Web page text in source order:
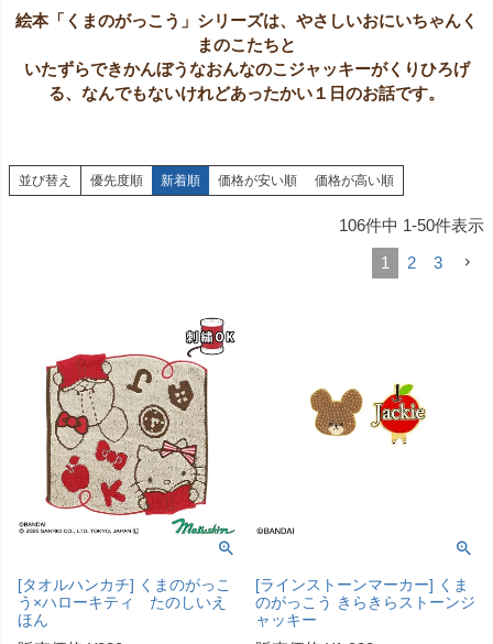
絵本「くまのがっこう」シリーズは、やさしいおにいちゃんく
まのこたちと
いたずらできかんぼうなおんなのこジャッキーがくりひろげ
る、なんでもないけれどあったかい１日のお話です。
並び替え 優先度順 新着順 価格が安い順 価格が高い順
106件中 1-50件表示
1
2 3
[タオルハンカチ] くまのがっこ
う×ハローキティ たのしいえ
ほん
[ラインストーンマーカー] くま
のがっこう きらきらストーンジ
ャッキー